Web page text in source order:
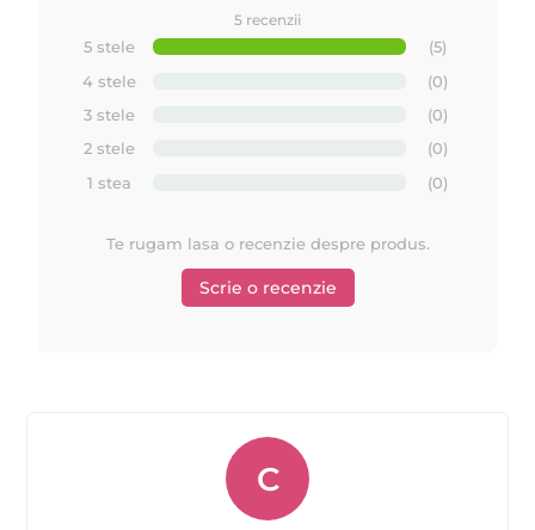
5 recenzii
5 stele
(5)
4 stele
(0)
3 stele
(0)
2 stele
(0)
1 stea
(0)
Te rugam lasa o recenzie despre produs.
Scrie o recenzie
C